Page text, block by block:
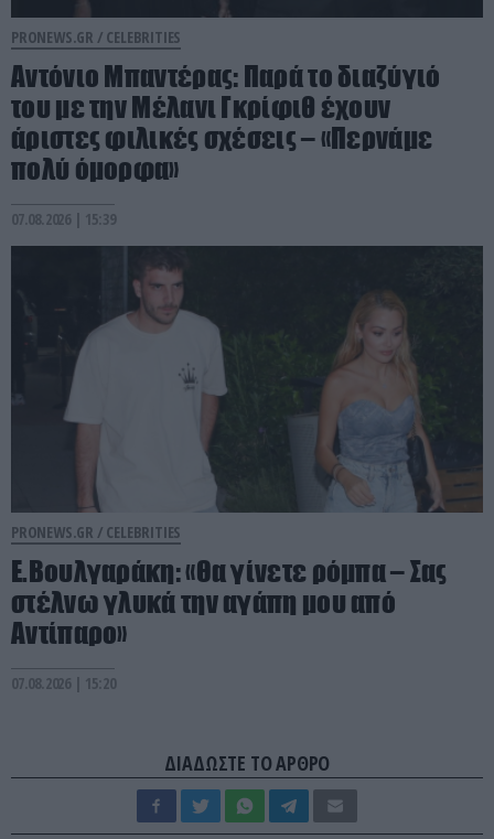
PRONEWS.GR / CELEBRITIES
Αντόνιο Μπαντέρας: Παρά το διαζύγιό
του με την Μέλανι Γκρίφιθ έχουν
άριστες φιλικές σχέσεις – «Περνάμε
πολύ όμορφα»
07.08.2026 | 15:39
PRONEWS.GR / CELEBRITIES
Ε.Βουλγαράκη: «Θα γίνετε ρόμπα – Σας
στέλνω γλυκά την αγάπη μου από
Αντίπαρο»
07.08.2026 | 15:20
ΔΙΑΔΩΣΤΕ ΤΟ ΑΡΘΡΟ